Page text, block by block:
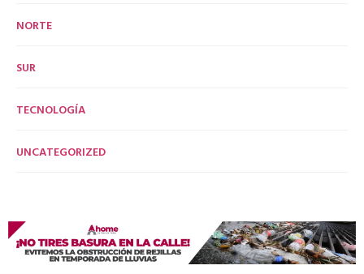
NORTE
SUR
TECNOLOGÍA
UNCATEGORIZED